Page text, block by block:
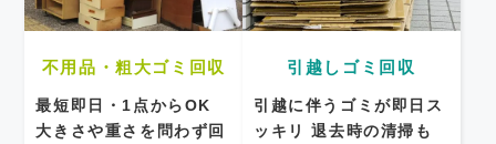
不用品・粗大ゴミ回収
最短即日・1点からOK
大きさや重さを問わず回
引越しゴミ回収
引越に伴うゴミが即日ス
ッキリ
退去時の清掃も